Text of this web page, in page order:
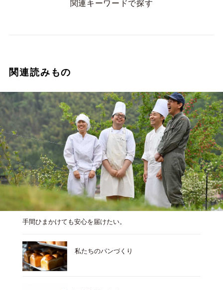
関連キーワードで探す
関連読みもの
手間ひまかけても安心を届けたい。
私たちのパンづくり